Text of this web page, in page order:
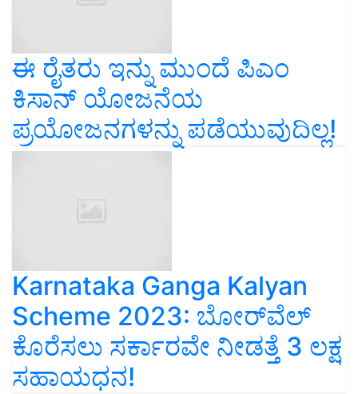
ಈ ರೈತರು ಇನ್ನು ಮುಂದೆ ಪಿಎಂ
ಕಿಸಾನ್ ಯೋಜನೆಯ
ಪ್ರಯೋಜನಗಳನ್ನು ಪಡೆಯುವುದಿಲ್ಲ!
Karnataka Ganga Kalyan
Scheme 2023: ಬೋರ್‌ವೆಲ್‌
ಕೊರೆಸಲು ಸರ್ಕಾರವೇ ನೀಡತ್ತೆ 3 ಲಕ್ಷ
ಸಹಾಯಧನ!